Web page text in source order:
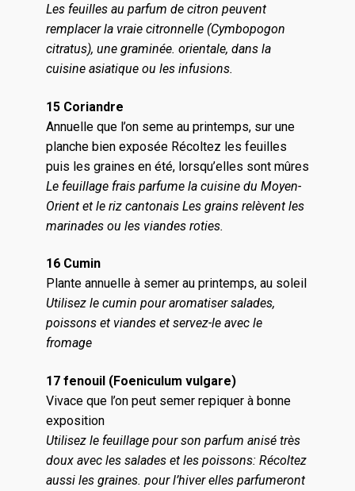
Les feuilles au parfum de citron peuvent
remplacer la vraie citronnelle (Cymbopogon
citratus), une graminée. orientale, dans la
cuisine asiatique ou les infusions.
15 Coriandre
Annuelle que l’on seme au printemps, sur une
planche bien exposée Récoltez les feuilles
puis les graines en été, lorsqu’elles sont mûres
Le feuillage frais parfume la cuisine du Moyen-
Orient et le riz cantonais Les grains relèvent les
marinades ou les viandes roties.
16 Cumin
Plante annuelle à semer au printemps, au soleil
Utilisez le cumin pour aromatiser salades,
poissons et viandes et servez-le avec le
fromage
17 fenouil (Foeniculum vulgare)
Vivace que l’on peut semer repiquer à bonne
exposition
Utilisez le feuillage pour son parfum anisé très
doux avec les salades et les poissons: Récoltez
aussi les graines. pour l’hiver elles parfumeront